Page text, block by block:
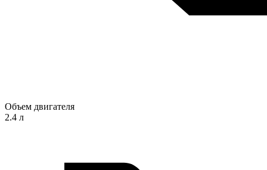
Объем двигателя
2.4 л